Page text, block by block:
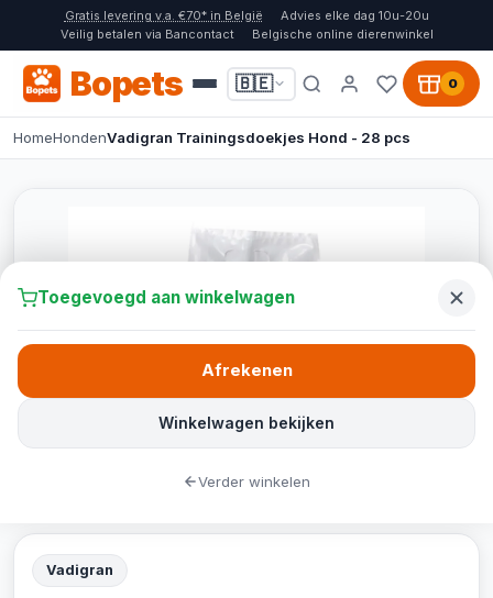
Gratis levering v.a. €70* in België
Advies elke dag 10u-20u
Veilig betalen via Bancontact
Belgische online dierenwinkel
Bopets 🇧🇪 0
HomeHondenVadigran Trainingsdoekjes Hond - 28 pcs
Vadigran
Toegevoegd aan winkelwagen
Winkelwagen bekijken
Afrekenen
Verder winkelen